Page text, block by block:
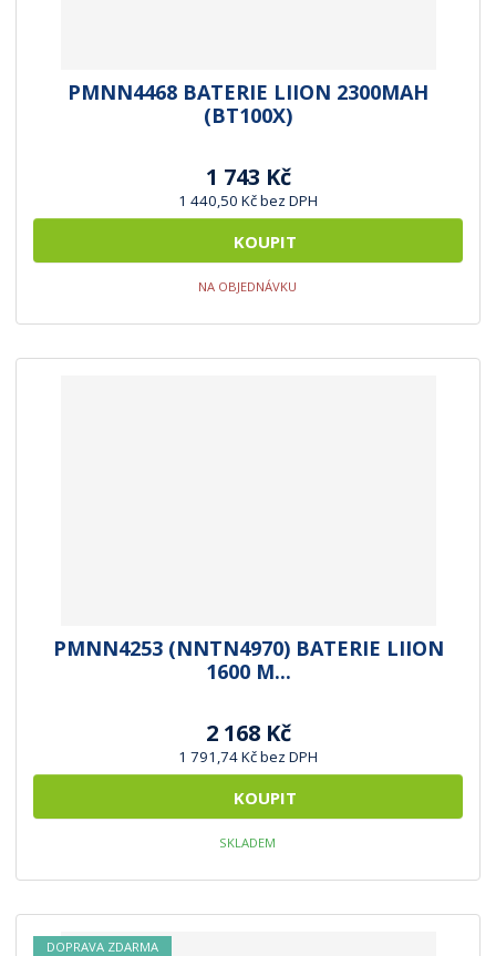
PMNN4468 BATERIE LIION 2300MAH
(BT100X)
1 743 Kč
1 440,50 Kč bez DPH
KOUPIT
NA OBJEDNÁVKU
PMNN4253 (NNTN4970) BATERIE LIION
1600 M...
2 168 Kč
1 791,74 Kč bez DPH
KOUPIT
SKLADEM
DOPRAVA ZDARMA